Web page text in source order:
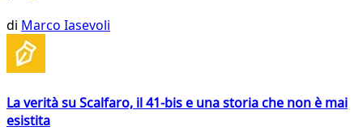
di Marco Iasevoli
La verità su Scalfaro, il 41-bis e una storia che non è mai
esistita